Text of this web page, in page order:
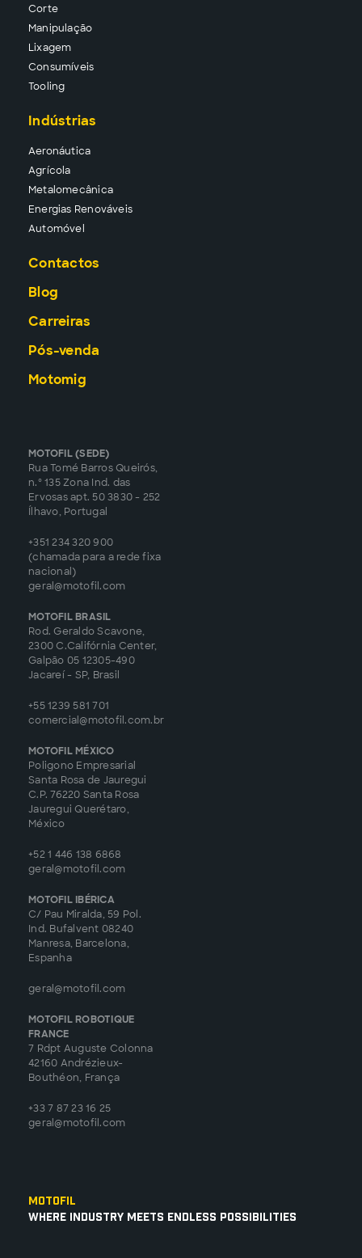
Corte
Manipulação
Lixagem
Consumíveis
Tooling
Indústrias
Aeronáutica
Agrícola
Metalomecânica
Energias Renováveis
Automóvel
Contactos
Blog
Carreiras
Pós-venda
Motomig
MOTOFIL (SEDE)
Rua Tomé Barros Queirós,
n.º 135 Zona Ind. das
Ervosas apt. 50 3830 - 252
Ílhavo, Portugal
+351 234 320 900
(chamada para a rede fixa
nacional)
geral@motofil.com
MOTOFIL BRASIL
Rod. Geraldo Scavone,
2300 C.Califórnia Center,
Galpão 05 12305-490
Jacareí - SP, Brasil
+55 1239 581 701
comercial@motofil.com.br
MOTOFIL MÉXICO
Poligono Empresarial
Santa Rosa de Jauregui
C.P. 76220 Santa Rosa
Jauregui Querétaro,
México
+52 1 446 138 6868
geral@motofil.com
MOTOFIL IBÉRICA
C/ Pau Miralda, 59 Pol.
Ind. Bufalvent 08240
Manresa, Barcelona,
Espanha
geral@motofil.com
MOTOFIL ROBOTIQUE
FRANCE
7 Rdpt Auguste Colonna
42160 Andrézieux-
Bouthéon, França
+33 7 87 23 16 25
geral@motofil.com
Motofil
Where Industry Meets Endless Possibilities